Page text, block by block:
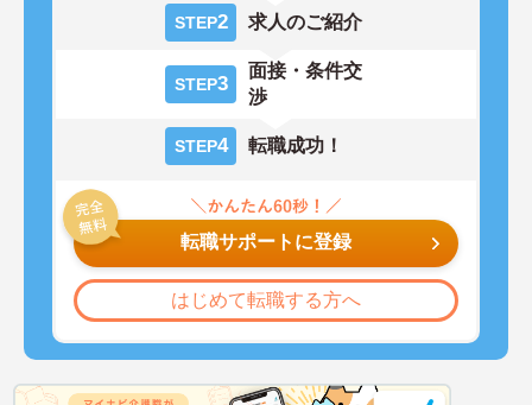
STEP2 求人のご紹介
STEP3
面接・条件交
渉
STEP4 転職成功！
転職サポートに登録
はじめて転職する方へ